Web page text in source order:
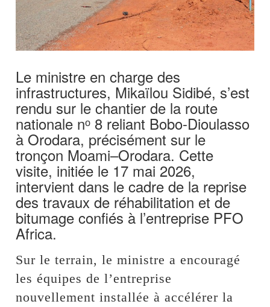
Le ministre en charge des
infrastructures, Mikaïlou Sidibé, s’est
rendu sur le chantier de la route
nationale nᵒ 8 reliant Bobo-Dioulasso
à Orodara, précisément sur le
tronçon Moami–Orodara. Cette
visite, initiée le 17 mai 2026,
intervient dans le cadre de la reprise
des travaux de réhabilitation et de
bitumage confiés à l’entreprise PFO
Africa.
Sur le terrain, le ministre a encouragé
les équipes de l’entreprise
nouvellement installée à accélérer la